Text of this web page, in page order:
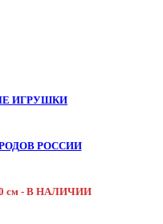
ИГРУШКИ
РОССИИ
см - В НАЛИЧИИ